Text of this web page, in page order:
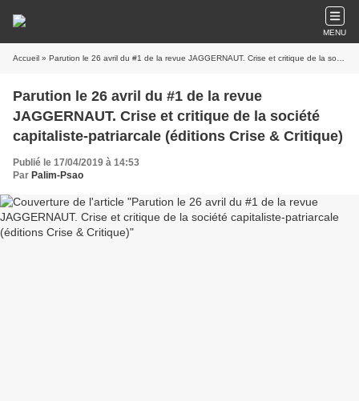
MENU
Accueil » Parution le 26 avril du #1 de la revue JAGGERNAUT. Crise et critique de la société capitaliste-patriarcale (éditions Crise & Critique)
Parution le 26 avril du #1 de la revue
JAGGERNAUT. Crise et critique de la société
capitaliste-patriarcale (éditions Crise & Critique)
Publié le 17/04/2019 à 14:53
Par Palim-Psao